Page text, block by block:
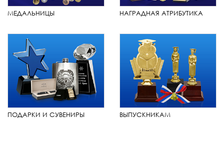
МЕДАЛЬНИЦЫ НАГРАДНАЯ АТРИБУТИКА
ПОДАРКИ И СУВЕНИРЫ ВЫПУСКНИКАМ